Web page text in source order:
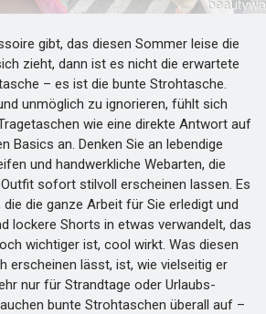
gibt, das diesen Sommer leise die
zieht, dann ist es nicht die erwartete
– es ist die bunte Strohtasche.
unmöglich zu ignorieren, fühlt sich
wie eine direkte Antwort auf
Basics an. Denken Sie an lebendige
und handwerkliche Webarten, die
sofort stilvoll erscheinen lassen. Es
die ganze Arbeit für Sie erledigt und
lockere Shorts in etwas verwandelt, das
wichtiger ist, cool wirkt. Was diesen
erscheinen lässt, ist, wie vielseitig er
nur für Strandtage oder Urlaubs-
bunte Strohtaschen überall auf –